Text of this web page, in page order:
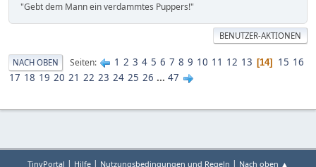
"Gebt dem Mann ein verdammtes Puppers!"
BENUTZER-AKTIONEN
NACH OBEN Seiten 1 2 3 4 5 6 7 8 9 10 11 12 13 14 15 16
17 18 19 20 21 22 23 24 25 26 ... 47
TinyPortal | Hilfe | Nutzungsbedingungen und Regeln | Nach oben ▲